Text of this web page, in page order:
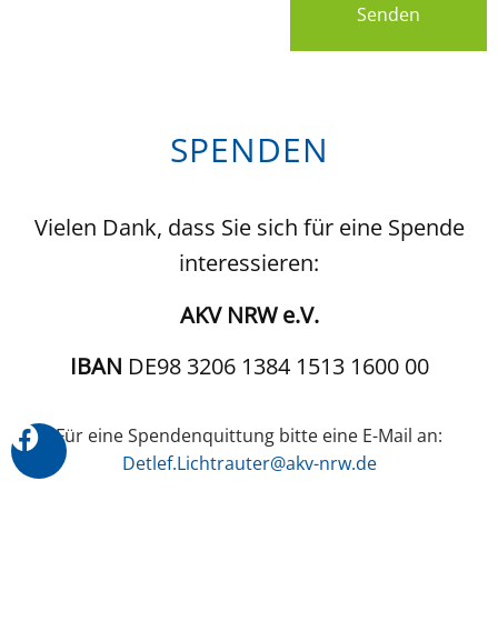
Senden
SPENDEN
Vielen Dank, dass Sie sich für eine Spende
interessieren:
AKV NRW e.V.
IBAN DE98 3206 1384 1513 1600 00
Für eine Spendenquittung bitte eine E-Mail an:
Detlef.Lichtrauter@akv-nrw.de